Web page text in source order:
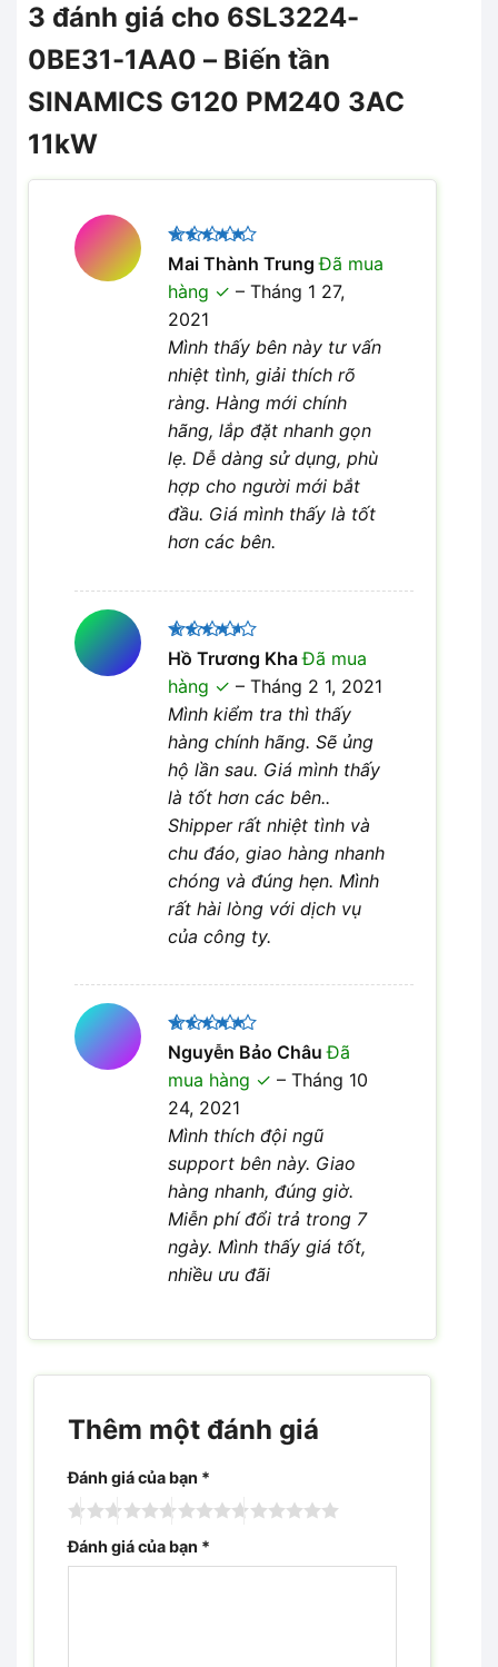
3 đánh giá cho 6SL3224-
0BE31-1AA0 – Biến tần
SINAMICS G120 PM240 3AC
11kW
Được xếp
hạng
5
sao
Mai Thành TrungĐã mua
hàng
– Tháng 1 27,
2021
Mình thấy bên này tư vấn
nhiệt tình, giải thích rõ
ràng. Hàng mới chính
hãng, lắp đặt nhanh gọn
lẹ. Dễ dàng sử dụng, phù
hợp cho người mới bắt
đầu. Giá mình thấy là tốt
hơn các bên.
Được
xếp hạng
45 sao
Hồ Trương KhaĐã mua
hàng
– Tháng 2 1, 2021
Mình kiểm tra thì thấy
hàng chính hãng. Sẽ ủng
hộ lần sau. Giá mình thấy
là tốt hơn các bên..
Shipper rất nhiệt tình và
chu đáo, giao hàng nhanh
chóng và đúng hẹn. Mình
rất hài lòng với dịch vụ
của công ty.
Được xếp
hạng 5
sao
Nguyễn Bảo ChâuĐã
mua hàng
– Tháng 10
24, 2021
Mình thích đội ngũ
support bên này. Giao
hàng nhanh, đúng giờ.
Miễn phí đổi trả trong 7
ngày. Mình thấy giá tốt,
nhiều ưu đãi
Thêm một đánh giá
Đánh giá của bạn *
Đánh giá của bạn *